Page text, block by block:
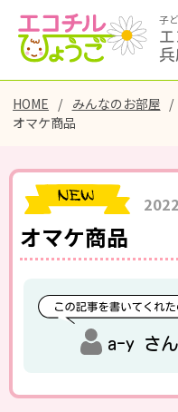
子
HOME みんなのお部屋
オマケ商品
オマケ商品
a-y さん